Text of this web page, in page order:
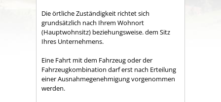
Die örtliche Zuständigkeit richtet sich
grundsätzlich nach Ihrem Wohnort
(Hauptwohnsitz) beziehungsweise. dem Sitz
Ihres Unternehmens.
Eine Fahrt mit dem Fahrzeug oder der
Fahrzeugkombination darf erst nach Erteilung
einer Ausnahmegenehmigung vorgenommen
werden.